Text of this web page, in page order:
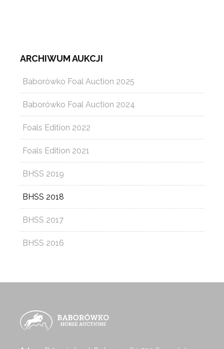
ARCHIWUM AUKCJI
Baborówko Foal Auction 2025
Baborówko Foal Auction 2024
Foals Edition 2022
Foals Edition 2021
BHSS 2019
BHSS 2018
BHSS 2017
BHSS 2016